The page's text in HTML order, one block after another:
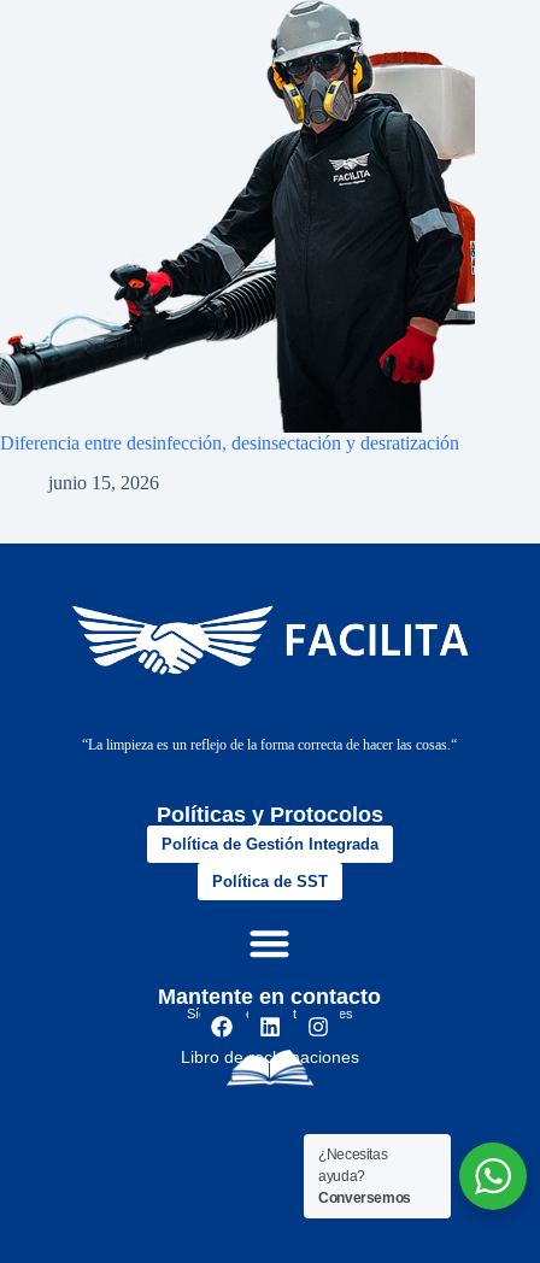
Diferencia entre desinfección, desinsectación y desratización
junio 15, 2026
“La limpieza es un reflejo de la forma correcta de hacer las cosas.“
Políticas y Protocolos
Política de Gestión Integrada
Política de SST
Mantente en contacto
Síguenos en nuestras redes
Libro de reclamaciones
¿Necesitas
ayuda?
Conversemos